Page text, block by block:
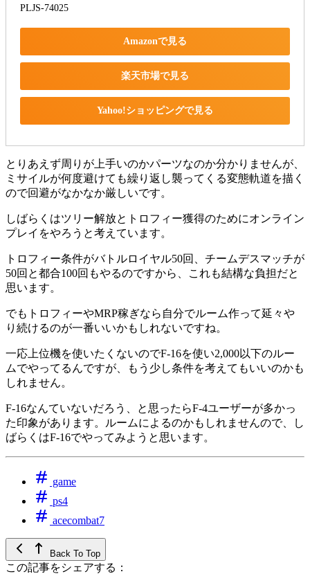
PLJS-74025
Amazonで見る
楽天市場で見る
Yahoo!ショッピングで見る
とりあえず周りが上手いのかパーツなのか分かりませんが、
ミサイルが何度避けても繰り返し襲ってくる変態軌道を描く
ので回避がなかなか厳しいです。
しばらくはツリー解放とトロフィー獲得のためにオンライン
プレイをやろうと考えています。
トロフィー条件がバトルロイヤル50回、チームデスマッチが
50回と都合100回もやるのですから、これも結構な負担だと
思います。
でもトロフィーやMRP稼ぎなら自分でルーム作って延々や
り続けるのが一番いいかもしれないですね。
一応上位機を使いたくないのでF-16を使い2,000以下のルー
ムでやってるんですが、もう少し条件を考えてもいいのかも
しれません。
F-16なんていないだろう、と思ったらF-4ユーザーが多かっ
た印象があります。ルームによるのかもしれませんので、し
ばらくはF-16でやってみようと思います。
game
ps4
acecombat7
Back To Top
この記事をシェアする：